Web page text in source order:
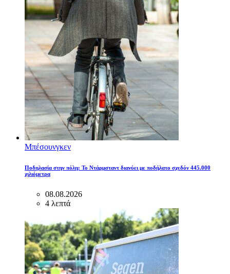
Μπέσουνγκεν
Ποδηλασία στην πόλη: Το Ντάρμσταντ διανύει με ποδήλατο σχεδόν 445.000
χιλιόμετρα
08.08.2026
4 λεπτά